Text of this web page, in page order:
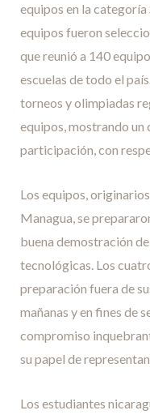
equipos en la
equipos fueron
que reunió a 140
escuelas de todo el
torneos y olimpiadas
equipos, mostrando un
participación, con
Los equipos,
Managua, se
buena demostración
tecnológicas. Los
preparación fuera de
mañanas y en fines de
compromiso
su papel de
Los estudiantes